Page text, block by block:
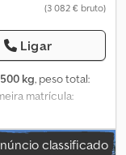
(3 082 € bruto)
Ligar
kg, peso total:
matrícula:
de carga:2 500
total:2 550 mm,
classificado